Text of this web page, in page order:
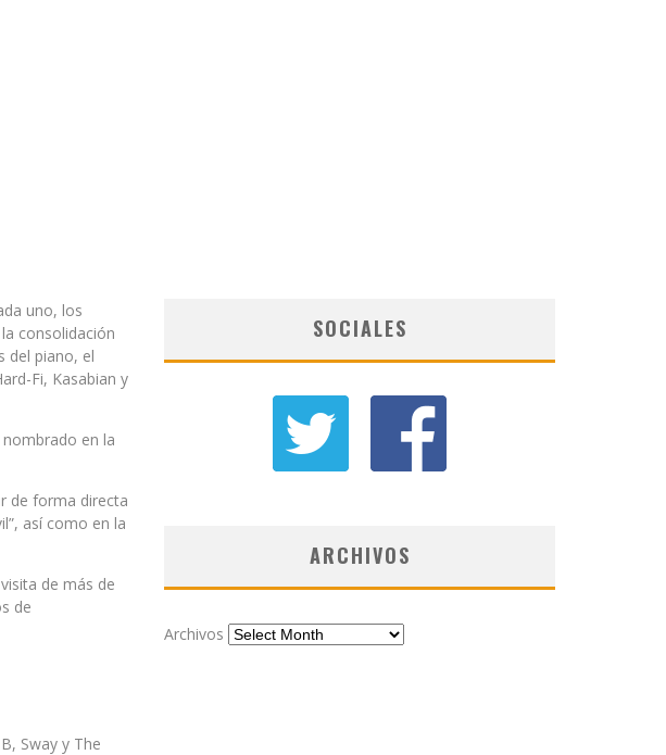
uno, los
consolidación
del piano, el
Fi, Kasabian y
en la
de forma directa
así como en la
de más de
de
Sway y The
SOCIALES
ARCHIVOS
Archivos